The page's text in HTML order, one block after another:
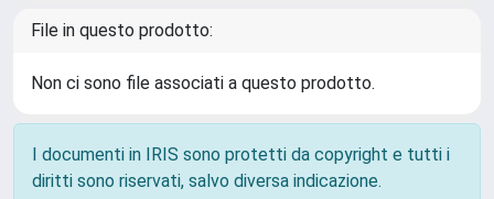
File in questo prodotto:
Non ci sono file associati a questo prodotto.
I documenti in IRIS sono protetti da copyright e tutti i
diritti sono riservati, salvo diversa indicazione.